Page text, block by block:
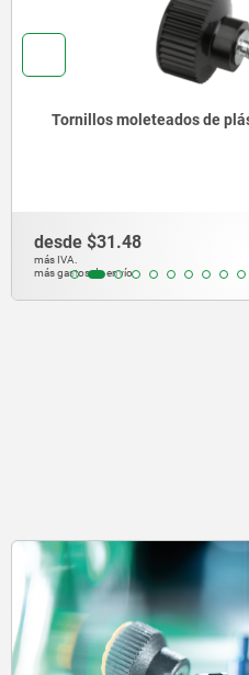
Moletas con empuñadura
desde$183.70
más IVA.
más gastos de envío